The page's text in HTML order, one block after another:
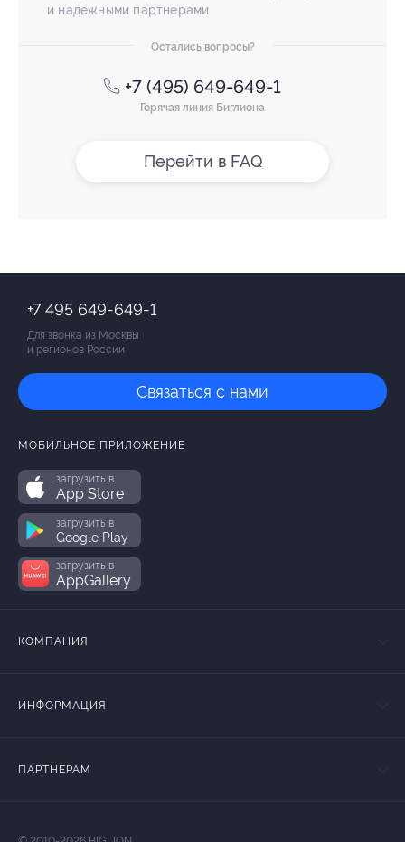
и надежными партнерами
Остались вопросы?
+7 (495) 649-649-1
Горячая линия Биглиона
Перейти в FAQ
+7 495 649-649-1
Для звонка из Москвы
и регионов России
Связаться с нами
МОБИЛЬНОЕ ПРИЛОЖЕНИЕ
загрузить в
App Store
загрузить в
Google Play
загрузить в
AppGallery
КОМПАНИЯ
ИНФОРМАЦИЯ
ПАРТНЕРАМ